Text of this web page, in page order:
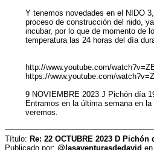
Y tenemos novedades en el NIDO
proceso de construcción del nido,
incubar, por lo que de momento de
temperatura las 24 horas del día
http://www.youtube.com/
https://www.youtube.com/
9 NOVIEMBRE 2023 J Pichón día
Entramos en la última semana en
veremos.
Título: Re: 22 OCTUBRE 2023 D
Publicado por: @lasaventurasdedavid en